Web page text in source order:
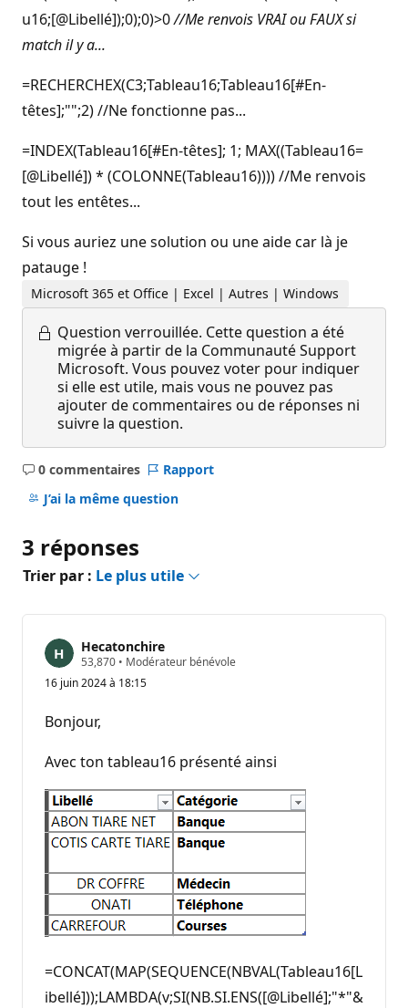
u16;[@Libellé]);0);0)>0//Me renvois VRAI ou FAUX si
match il y a...
=RECHERCHEX(C3;Tableau16;Tableau16[#En-
têtes];"";2) //Ne fonctionne pas...
=INDEX(Tableau16[#En-têtes]; 1; MAX((Tableau16=
[@Libellé]) * (COLONNE(Tableau16)))) //Me renvois
tout les entêtes...
Si vous auriez une solution ou une aide car là je
patauge !
Microsoft 365 et Office | Excel | Autres | Windows
Question verrouillée. Cette question a été
migrée à partir de la Communauté Support
Microsoft. Vous pouvez voter pour indiquer
si elle est utile, mais vous ne pouvez pas
ajouter de commentaires ou de réponses ni
suivre la question.
0 commentaires
Aucun
commentaire
Rapport
J’ai la même question
3 réponses
Trier par : Le plus utile
Hecatonchire
53,870 P
e
r
u
t
a
t
o
n
• Modérateur bénévole
16 juin 2024 à 18:15
Bonjour,
Avec ton tableau16 présenté ainsi
=CONCAT(MAP(SEQUENCE(NBVAL(Tableau16[L
ibellé]));LAMBDA(v;SI(NB.SI.ENS([@Libellé];"*"&